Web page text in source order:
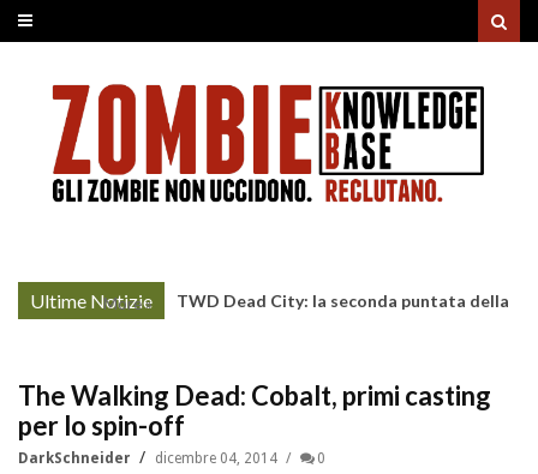
Ultime Notizie
More »
TWD Dead City: la seconda puntata della
The Walking Dead: Cobalt, primi casting
per lo spin-off
DarkSchneider dicembre 04, 2014 0